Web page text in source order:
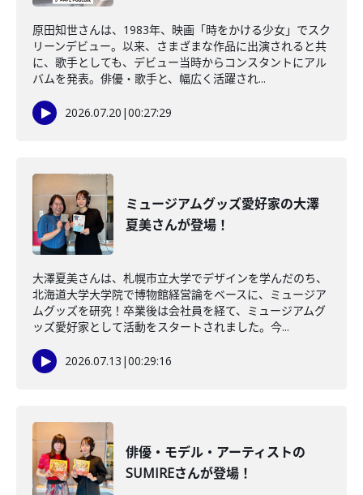
原田知世さんは、1983年、映画「時をかける少女」でスク
リーンデビュー。以来、さまざまな作品に出演されると共
に、歌手としても、デビュー当時からコンスタントにアル
バムを発表。俳優・歌手と、幅広く活躍され...
2026.07.20 |00:27:29
ミュージアムグッズ愛好家の大澤
夏美さんが登場！
大澤夏美さんは、札幌市立大学でデザインを学んだのち、
北海道大学大学院で博物館経営論をベースに、ミュージア
ムグッズを研究！卒業後は会社員を経て、ミュージアムグ
ッズ愛好家として活動をスタートされました。今...
2026.07.13 |00:29:16
俳優・モデル・アーティストの
SUMIREさんが登場！